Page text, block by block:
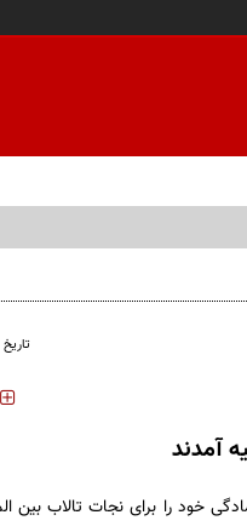
آمدند
خود را برای نجات تالاب بین